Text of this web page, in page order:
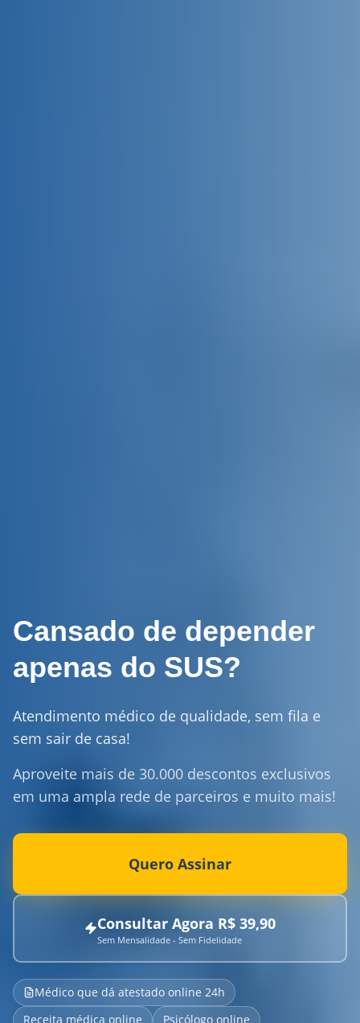
Cansado de depender
apenas do SUS?
Atendimento médico de qualidade, sem fila e
sem sair de casa!
Aproveite mais de 30.000 descontos exclusivos
em uma ampla rede de parceiros e muito mais!
Quero Assinar
Consultar Agora R$ 39,90
Sem Mensalidade - Sem Fidelidade
Médico que dá atestado online 24h
Receita médica online
Psicólogo online